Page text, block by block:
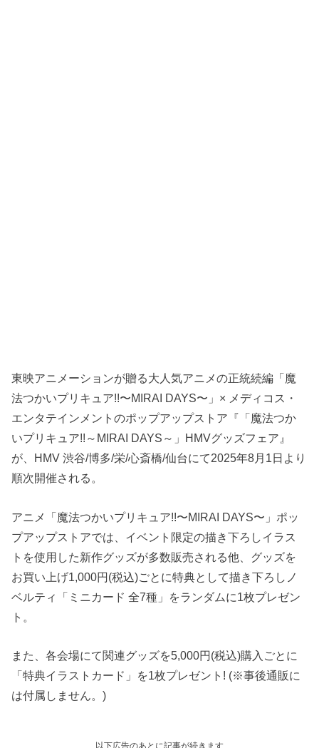
東映アニメーションが贈る大人気アニメの正統続編「魔
法つかいプリキュア!!〜MIRAI DAYS〜」× メディコス・
エンタテインメントのポップアップストア『「魔法つか
いプリキュア!!～MIRAI DAYS～」HMVグッズフェア』
が、HMV 渋谷/博多/栄/心斎橋/仙台にて2025年8月1日より
順次開催される。
アニメ「魔法つかいプリキュア!!〜MIRAI DAYS〜」ポッ
プアップストアでは、イベント限定の描き下ろしイラス
トを使用した新作グッズが多数販売される他、グッズを
お買い上げ1,000円(税込)ごとに特典として描き下ろしノ
ベルティ「ミニカード 全7種」をランダムに1枚プレゼン
ト。
また、各会場にて関連グッズを5,000円(税込)購入ごとに
「特典イラストカード」を1枚プレゼント! (※事後通販に
は付属しません。)
以下広告のあとに記事が続きます